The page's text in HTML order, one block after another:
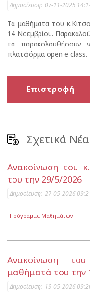
Δημοσίευση: 07-11-2025
Τα μαθήματα του
14 Νοεμβρίου.
τα παρακολουθήσουν
πλατφόρμα open e class.
Επιστροφή
Σχετικά Νέα
Ανακοίνωση του
του την 29/5/2026
Δημοσίευση: 27-05-2026
Πρόγραμμα Μαθημάτων
Ανακοίνωση
μαθήματά του την
Δημοσίευση: 19-05-2026